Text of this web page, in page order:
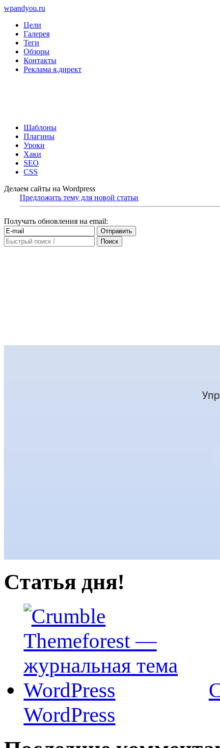
wpandyou.ru
Цели
Галерея
Теги
Обзоры
Контакты
Реклама я.директ
Шаблоны
Плагины
Уроки
Хаки
SEO
CSS
Делаем сайты на Wordpress
Предложить тему для новой статьи
Получать обновления на email:
Статья дня!
WordPress